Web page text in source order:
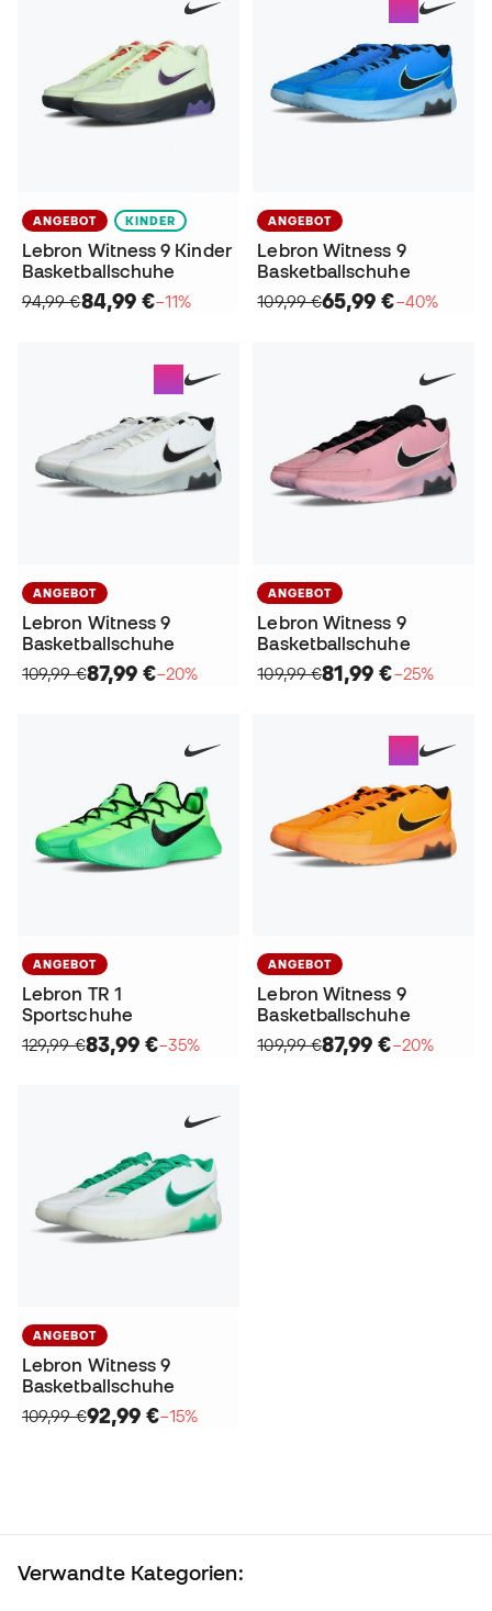
ANGEBOT KINDER
Lebron Witness 9 Kinder
Basketballschuhe
94,99 €84,99 €−11%
ANGEBOT
Lebron Witness 9
Basketballschuhe
109,99 €65,99 €−40%
ANGEBOT
Lebron Witness 9
Basketballschuhe
109,99 €87,99 €−20%
ANGEBOT
Lebron Witness 9
Basketballschuhe
109,99 €81,99 €−25%
ANGEBOT
Lebron TR 1
Sportschuhe
129,99 €83,99 €−35%
ANGEBOT
Lebron Witness 9
Basketballschuhe
109,99 €87,99 €−20%
ANGEBOT
Lebron Witness 9
Basketballschuhe
109,99 €92,99 €−15%
Verwandte Kategorien: